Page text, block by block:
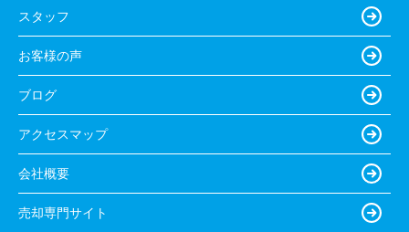
スタッフ
お客様の声
ブログ
アクセスマップ
会社概要
売却専門サイト